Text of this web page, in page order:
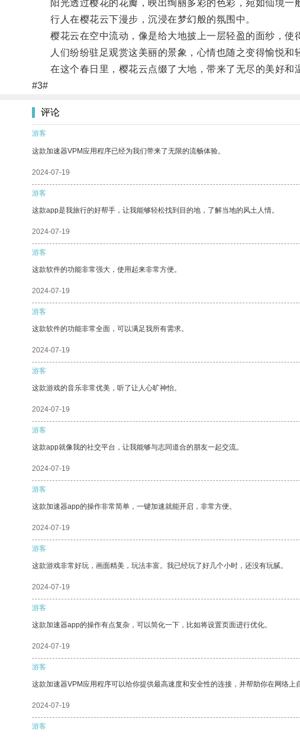
阳光透过樱花的花瓣，映出绚丽多彩的色彩，宛如仙境一
行人在樱花云下漫步，沉浸在梦幻般的氛围中。
樱花云在空中流动，像是给大地披上一层轻盈的面纱，使
人们纷纷驻足观赏这美丽的景象，心情也随之变得愉悦和
在这个春日里，樱花云点缀了大地，带来了无尽的美好和
#3#
评论
游客
这款加速器VPM应用程序已经为我们带来了无限的流畅体验。
2024-07-19
游客
这款app是我旅行的好帮手，让我能够轻松找到目的地，了解当地的风土人情。
2024-07-19
游客
这款软件的功能非常强大，使用起来非常方便。
2024-07-19
游客
这款软件的功能非常全面，可以满足我所有需求。
2024-07-19
游客
这款游戏的音乐非常优美，听了让人心旷神怡。
2024-07-19
游客
这款app就像我的社交平台，让我能够与志同道合的朋友一起交流。
2024-07-19
游客
这款加速器app的操作非常简单，一键加速就能开启，非常方便。
2024-07-19
游客
这款游戏非常好玩，画面精美，玩法丰富。我已经玩了好几个小时，还没有玩腻。
2024-07-19
游客
这款加速器app的操作有点复杂，可以简化一下，比如将设置页面进行优化。
2024-07-19
游客
这款加速器VPM应用程序可以给你提供最高速度和安全性的连接，并帮助你在网络上
2024-07-19
游客